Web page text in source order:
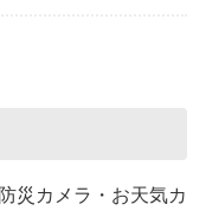
災カメラ・お天気カ